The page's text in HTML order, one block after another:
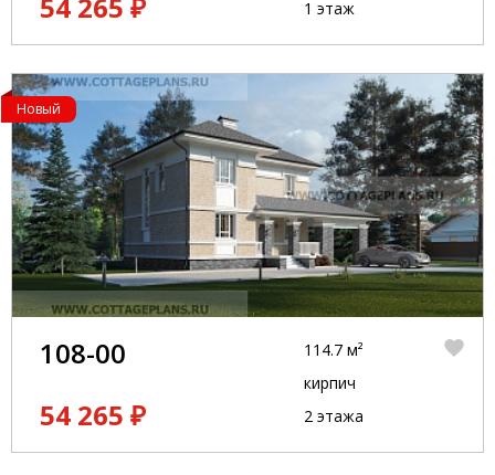
1 этаж
Новый
108-00
54 265 ₽
114.7 м²
кирпич
2 этажа